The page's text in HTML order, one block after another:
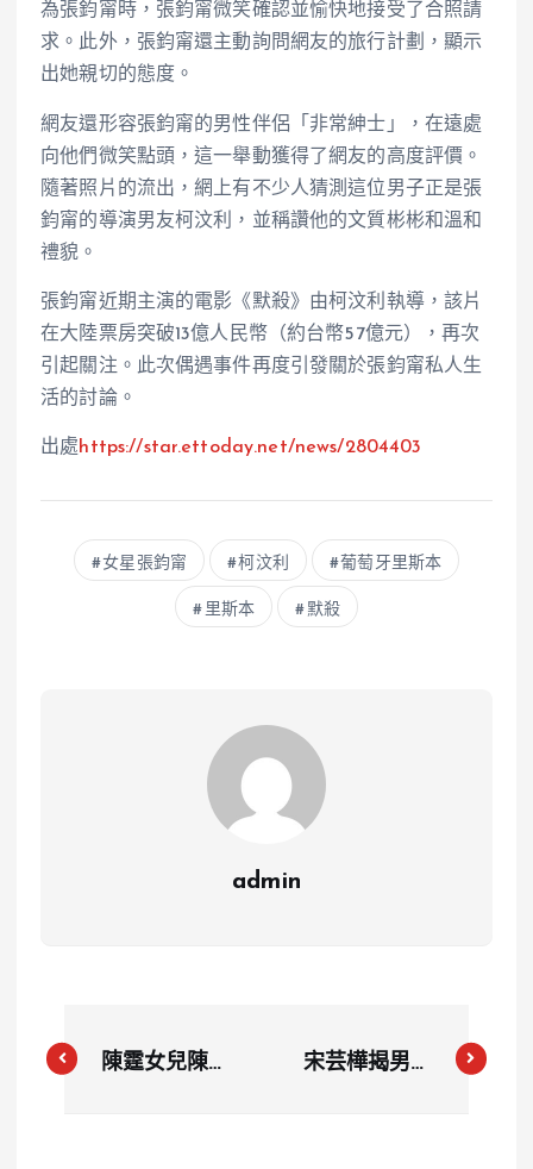
為張鈞甯時，張鈞甯微笑確認並愉快地接受了合照請
求。此外，張鈞甯還主動詢問網友的旅行計劃，顯示
出她親切的態度。
網友還形容張鈞甯的男性伴侶「非常紳士」，在遠處
向他們微笑點頭，這一舉動獲得了網友的高度評價。
隨著照片的流出，網上有不少人猜測這位男子正是張
鈞甯的導演男友柯汶利，並稱讚他的文質彬彬和溫和
禮貌。
張鈞甯近期主演的電影《默殺》由柯汶利執導，該片
在大陸票房突破13億人民幣（約台幣57億元），再次
引起關注。此次偶遇事件再度引發關於張鈞甯私人生
活的討論。
出處https://star.ettoday.net/news/2804403
女星張鈞甯 柯汶利 葡萄牙里斯本
里斯本 默殺
admin
陳霆女兒陳映
宋芸樺揭男友